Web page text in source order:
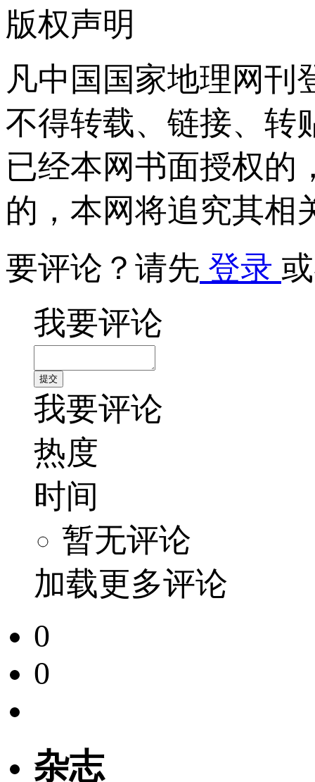
版权声明
凡中国国家地理网刊
不得转载、链接、转
已经本网书面授权的
的，本网将追究其相
要评论？请先 登录
我要评论
我要评论
热度
时间
暂无评论
加载更多评论
0
0
杂志